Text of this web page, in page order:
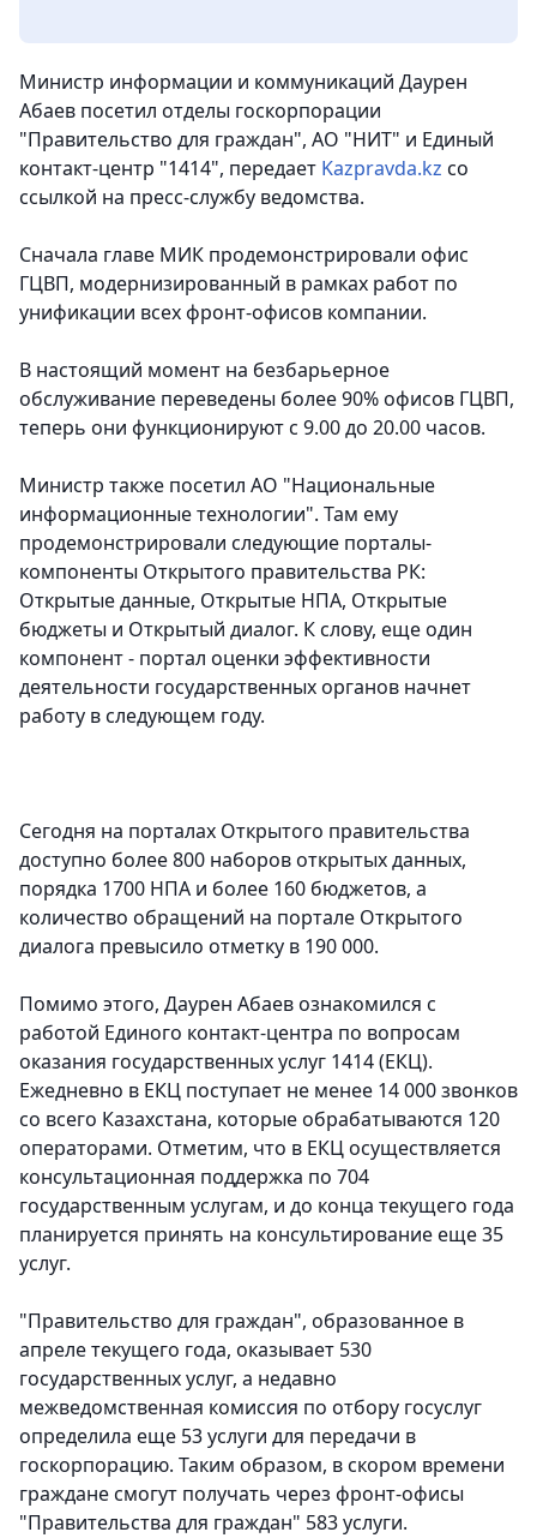
Министр информации и коммуникаций Даурен
Абаев посетил отделы госкорпорации
"Правительство для граждан", АО "НИТ" и Единый
контакт-центр "1414", передает Kazpravda.kz со
ссылкой на пресс-службу ведомства.
Сначала главе МИК продемонстрировали офис
ГЦВП, модернизированный в рамках работ по
унификации всех фронт-офисов компании.
В настоящий момент на безбарьерное
обслуживание переведены более 90% офисов ГЦВП,
теперь они функционируют с 9.00 до 20.00 часов.
Министр также посетил АО "Национальные
информационные технологии". Там ему
продемонстрировали следующие порталы-
компоненты Открытого правительства РК:
Открытые данные, Открытые НПА, Открытые
бюджеты и Открытый диалог. К слову, еще один
компонент - портал оценки эффективности
деятельности государственных органов начнет
работу в следующем году.
Сегодня на порталах Открытого правительства
доступно более 800 наборов открытых данных,
порядка 1700 НПА и более 160 бюджетов, а
количество обращений на портале Открытого
диалога превысило отметку в 190 000.
Помимо этого, Даурен Абаев ознакомился с
работой Единого контакт-центра по вопросам
оказания государственных услуг 1414 (ЕКЦ).
Ежедневно в ЕКЦ поступает не менее 14 000 звонков
со всего Казахстана, которые обрабатываются 120
операторами. Отметим, что в ЕКЦ осуществляется
консультационная поддержка по 704
государственным услугам, и до конца текущего года
планируется принять на консультирование еще 35
услуг.
"Правительство для граждан", образованное в
апреле текущего года, оказывает 530
государственных услуг, а недавно
межведомственная комиссия по отбору госуслуг
определила еще 53 услуги для передачи в
госкорпорацию. Таким образом, в скором времени
граждане смогут получать через фронт-офисы
"Правительства для граждан" 583 услуги.